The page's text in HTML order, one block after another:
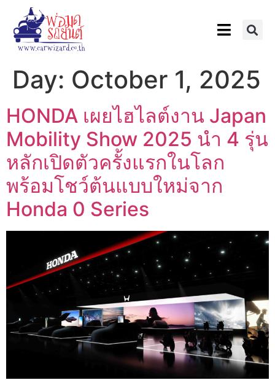
Day: October 1, 2025
HONDA เผยไฮไลต์งาน Japan
Mobility Show 2025 นำ 4 รุ่น
หลักเปิดตัวครั้งแรกในโลก
พร้อมโชว์ต้นแบบใหม่จาก
Honda 0 Series